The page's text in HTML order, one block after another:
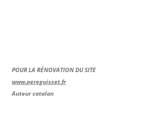
POUR LA RÉNOVATION DU SITE
www.pereguisset.fr
Auteur catalan